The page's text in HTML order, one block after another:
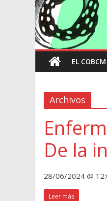
EL COBCM
Archivos
De la
28/06/2024 @
Leer más